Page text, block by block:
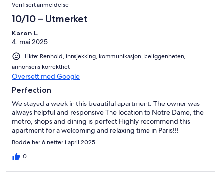
Verifisert anmeldelse
10/10 – Utmerket
Karen L.
4. mai 2025
Likte: Renhold, innsjekking, kommunikasjon, beliggenheten,
annonsens korrekthet
Oversett med Google
Perfection
We stayed a week in this beautiful apartment. The owner was
always helpful and responsive The location to Notre Dame, the
metro, shops and dining is perfect Highly recommend this
apartment for a welcoming and relaxing time in Paris!!!
Bodde her 6 netter i april 2025
0